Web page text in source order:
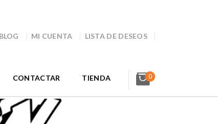
BLOG MI CUENTA LISTA DE DESEOS
CONTACTAR TIENDA 0